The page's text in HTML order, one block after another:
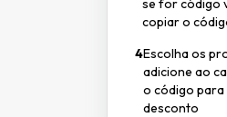
se for código
copiar o
4Escolha os
adicione ao
o código para
desconto